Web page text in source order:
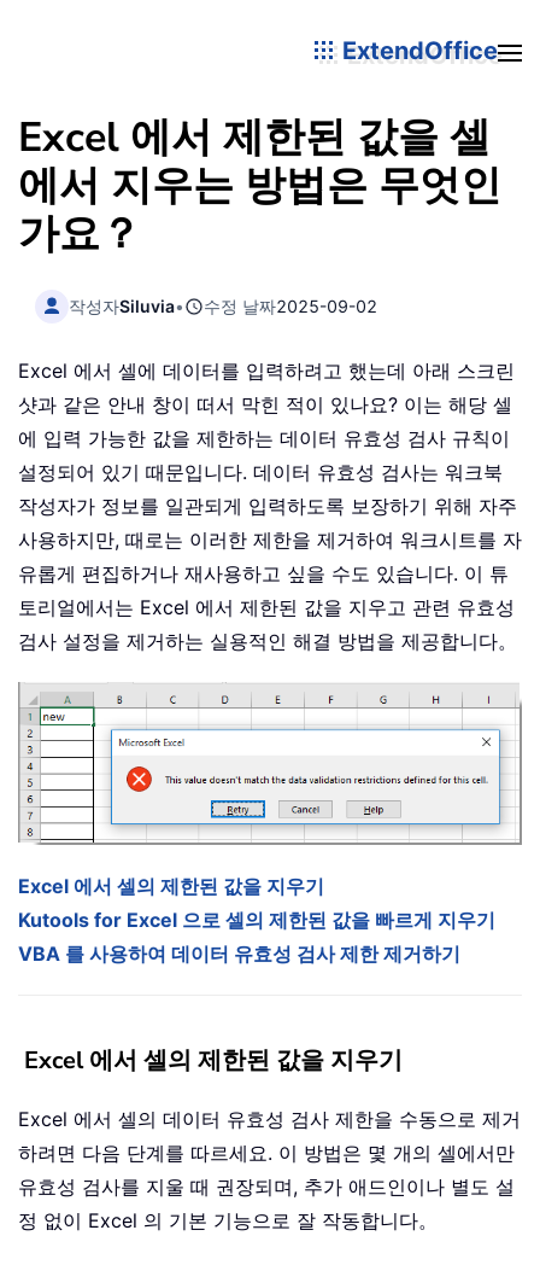
ExtendOffice
Excel 에서 제한된 값을 셀
에서 지우는 방법은 무엇인
가요？
작성자Siluvia• 수정 날짜2025-09-02
Excel 에서 셀에 데이터를 입력하려고 했는데 아래 스크린
샷과 같은 안내 창이 떠서 막힌 적이 있나요? 이는 해당 셀
에 입력 가능한 값을 제한하는 데이터 유효성 검사 규칙이
설정되어 있기 때문입니다. 데이터 유효성 검사는 워크북
작성자가 정보를 일관되게 입력하도록 보장하기 위해 자주
사용하지만, 때로는 이러한 제한을 제거하여 워크시트를 자
유롭게 편집하거나 재사용하고 싶을 수도 있습니다. 이 튜
토리얼에서는 Excel 에서 제한된 값을 지우고 관련 유효성
검사 설정을 제거하는 실용적인 해결 방법을 제공합니다。
Excel 에서 셀의 제한된 값을 지우기
Kutools for Excel 으로 셀의 제한된 값을 빠르게 지우기
VBA 를 사용하여 데이터 유효성 검사 제한 제거하기
Excel 에서 셀의 제한된 값을 지우기
Excel 에서 셀의 데이터 유효성 검사 제한을 수동으로 제거
하려면 다음 단계를 따르세요. 이 방법은 몇 개의 셀에서만
유효성 검사를 지울 때 권장되며, 추가 애드인이나 별도 설
정 없이 Excel 의 기본 기능으로 잘 작동합니다。